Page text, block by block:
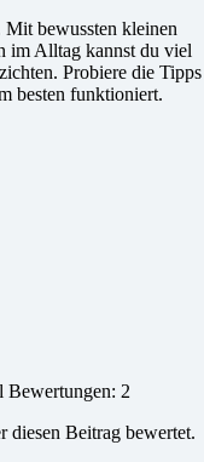
Mit bewussten kleinen
im Alltag kannst du viel
Probiere die Tipps
besten funktioniert.
Bewertungen: 2
diesen Beitrag bewertet.